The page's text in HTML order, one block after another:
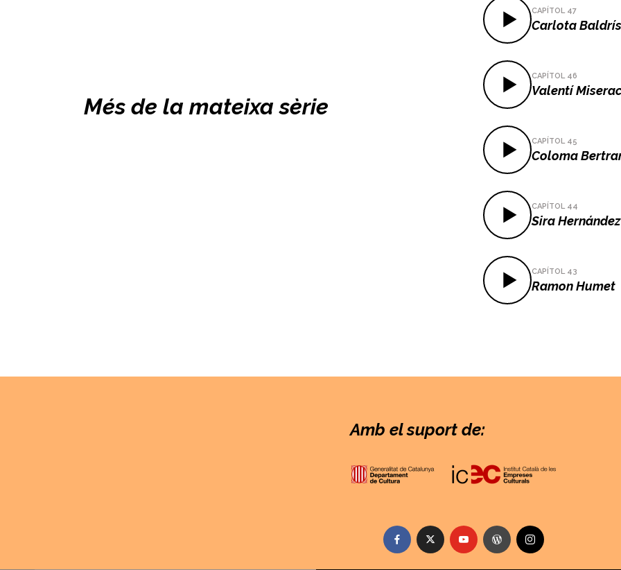
Més de la mateixa sèrie
CAPÍTOL 47
Carlota Baldrís
CAPÍTOL 46
Valentí
CAPÍTOL 45
Coloma
CAPÍTOL 44
Sira Hernández
CAPÍTOL 43
Ramon Humet
Amb el suport de: